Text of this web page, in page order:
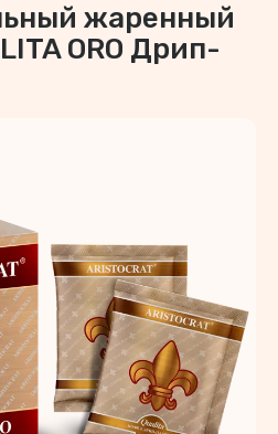
жаренный
ORO Дрип-